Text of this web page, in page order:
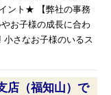
ント★ 【弊社の事務
お子様の成長に合わ
さなお子様のいるス
店（福知山）で